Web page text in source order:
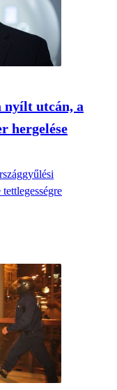
nyílt utcán, a
hergelése